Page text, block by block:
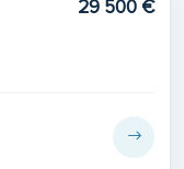
29 500 €